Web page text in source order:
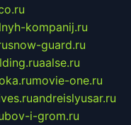
kompanij.ru
snow-guard.ru
aalse.ru
movie-one.ru
andreislyusar.ru
i-grom.ru